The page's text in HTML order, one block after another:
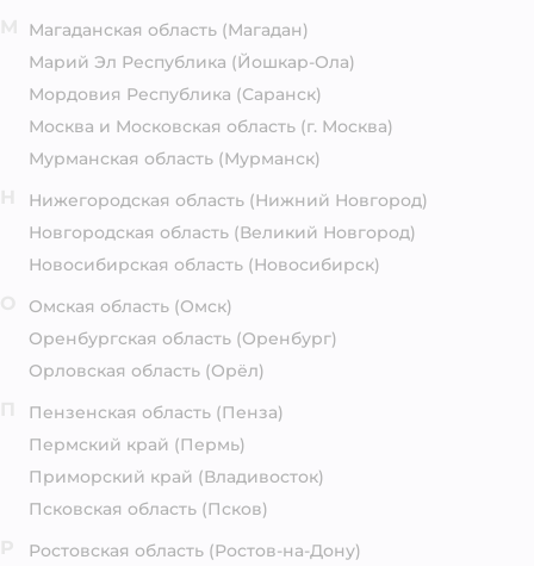
Магаданская область (Магадан)
Марий Эл Республика (Йошкар-Ола)
Мордовия Республика (Саранск)
Москва и Московская область (г. Москва)
Мурманская область (Мурманск)
Нижегородская область (Нижний Новгород)
Новгородская область (Великий Новгород)
Новосибирская область (Новосибирск)
Омская область (Омск)
Оренбургская область (Оренбург)
Орловская область (Орёл)
Пензенская область (Пенза)
Пермский край (Пермь)
Приморский край (Владивосток)
Псковская область (Псков)
Ростовская область (Ростов-на-Дону)